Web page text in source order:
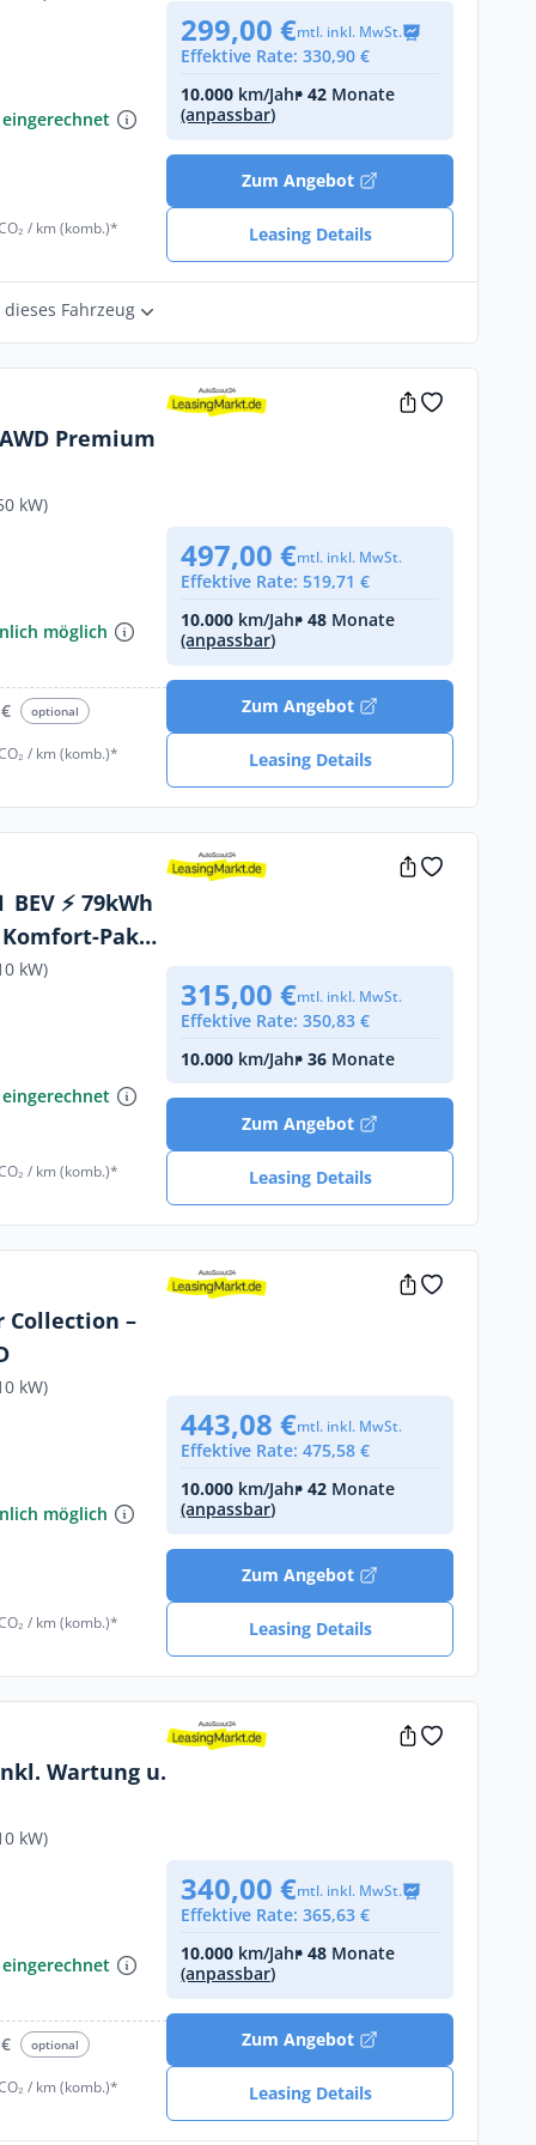
eingerechnet
/ km (komb.)*
299,00 €mtl. inkl. MwSt.
Effektive Rate: 330,90 €
10.000 km/Jahr• 42 Monate
(anpassbar)
Zum Angebot
Leasing Details
Fahrzeug
Premium
⚡ für
kW)
möglich
optional
/ km (komb.)*
497,00 €mtl. inkl. MwSt.
Effektive Rate: 519,71 €
10.000 km/Jahr• 48 Monate
(anpassbar)
Zum Angebot
Leasing Details
kW)
eingerechnet
/ km (komb.)*
315,00 €mtl. inkl. MwSt.
Effektive Rate: 350,83 €
10.000 km/Jahr• 36 Monate
Zum Angebot
Leasing Details
Collection –
kW)
möglich
/ km (komb.)*
443,08 €mtl. inkl. MwSt.
Effektive Rate: 475,58 €
10.000 km/Jahr• 42 Monate
(anpassbar)
Zum Angebot
Leasing Details
Wartung u.
als
kW)
eingerechnet
optional
/ km (komb.)*
340,00 €mtl. inkl. MwSt.
Effektive Rate: 365,63 €
10.000 km/Jahr• 48 Monate
(anpassbar)
Zum Angebot
Leasing Details